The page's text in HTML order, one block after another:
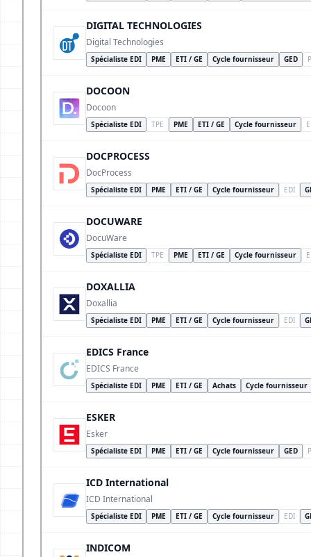
DIGITAL TECHNOLOGIES
Digital Technologies
Spécialiste EDI PME ETI / GE Cycle fournisseur GED
DOCOON
Docoon
Spécialiste EDI TPE PME ETI / GE Cycle fournisseur
DOCPROCESS
DocProcess
Spécialiste EDI PME ETI / GE Cycle fournisseur EDI
DOCUWARE
DocuWare
Spécialiste EDI TPE PME ETI / GE Cycle fournisseur
DOXALLIA
Doxallia
Spécialiste EDI PME ETI / GE Cycle fournisseur EDI
EDICS France
EDICS France
Spécialiste EDI PME ETI / GE Achats Cycle fournisseur
ESKER
Esker
Spécialiste EDI PME ETI / GE Cycle fournisseur GED
ICD International
ICD International
Spécialiste EDI PME ETI / GE Cycle fournisseur EDI
INDICOM